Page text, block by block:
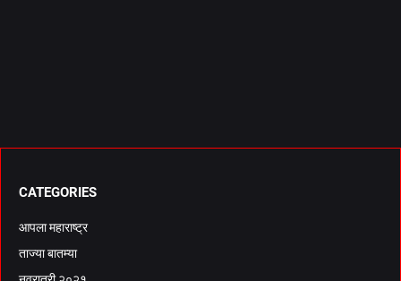
CATEGORIES
आपला महाराष्ट्र
ताज्या बातम्या